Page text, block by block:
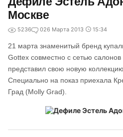
Москве
5236 026 Марта 2013 15:34
21 марта знаменитый бренд
Gottex совместно с сетью
представил свою новую
Специально на показ приехала
Град (Molly Grad).